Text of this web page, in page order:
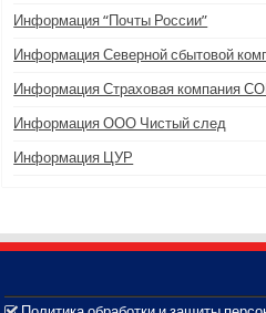
Информация “Почты России”
Информация Северной сбытовой
Информация Страховая компания
Информация ООО Чистый след
Информация ЦУР